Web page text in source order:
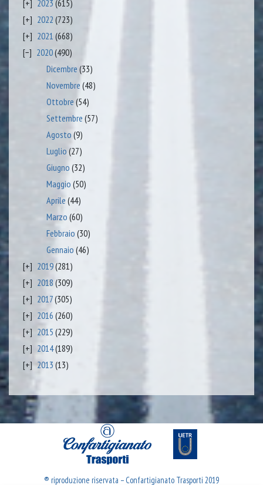
2023 (615)
2022 (723)
2021 (668)
2020(490)
Dicembre (33)
Novembre (48)
Ottobre (54)
Settembre (57)
Agosto (9)
Luglio (27)
Giugno (32)
Maggio (50)
Aprile (44)
Marzo (60)
Febbraio (30)
Gennaio (46)
2019(281)
2018 (309)
2017(305)
2016 (260)
2015 (229)
2014(189)
2013 (13)
® riproduzione riservata – Confartigianato Trasporti 2019